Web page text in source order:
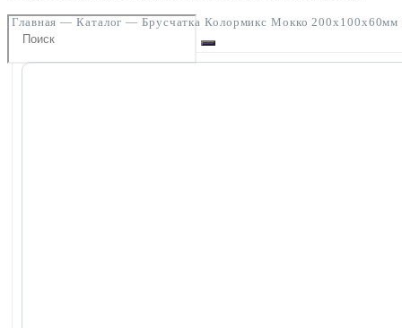
Главная —Каталог —Брусчатка Колормикс Мокко 200x100x60мм